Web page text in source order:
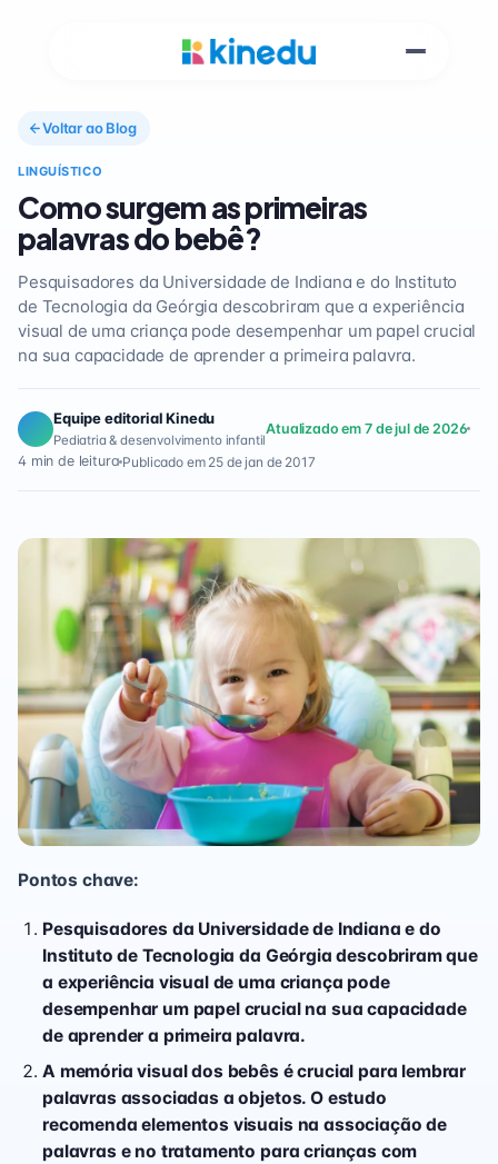
Voltar ao Blog
LINGUÍSTICO
Como surgem as primeiras
palavras do bebê?
Pesquisadores da Universidade de Indiana e do Instituto
de Tecnologia da Geórgia descobriram que a experiência
visual de uma criança pode desempenhar um papel crucial
na sua capacidade de aprender a primeira palavra.
Equipe editorial Kinedu
Pediatria & desenvolvimento infantil
Atualizado em 7 de jul de 2026
4 min de leitura Publicado em 25 de jan de 2017
Pontos chave:
Pesquisadores da Universidade de Indiana e do
Instituto de Tecnologia da Geórgia descobriram que
a experiência visual de uma criança pode
desempenhar um papel crucial na sua capacidade
de aprender a primeira palavra.
A memória visual dos bebês é crucial para lembrar
palavras associadas a objetos. O estudo
recomenda elementos visuais na associação de
palavras e no tratamento para crianças com